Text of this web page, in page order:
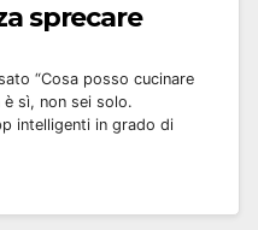
sprecare
“Cosa posso cucinare
è sì, non sei solo.
intelligenti in grado di